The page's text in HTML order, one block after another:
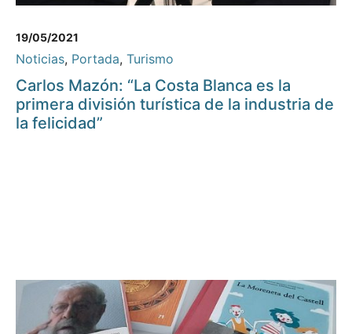
19/05/2021
Noticias, Portada, Turismo
Carlos Mazón: “La Costa Blanca es la
primera división turística de la industria de
la felicidad”